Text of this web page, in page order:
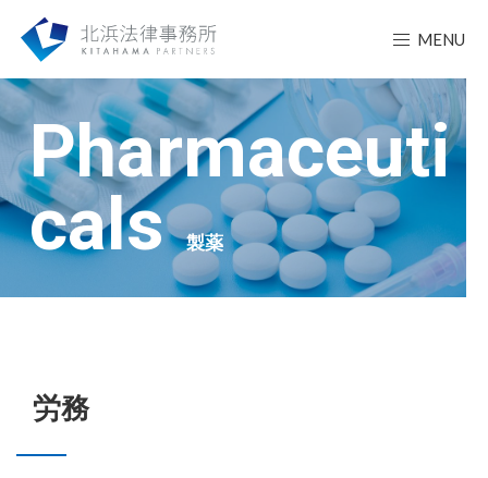
MENU
Pharmaceuti
cals
製薬
労務